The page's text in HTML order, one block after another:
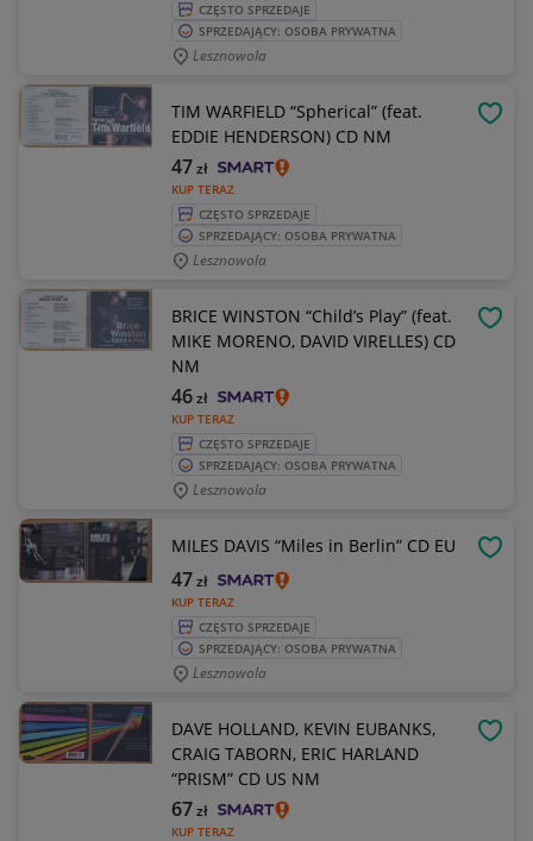
CZĘSTO SPRZEDAJE
SPRZEDAJĄCY: OSOBA PRYWATNA
Lesznowola
TIM WARFIELD “Spherical” (feat.
EDDIE HENDERSON) CD NM
KUP TERAZ
47zł
CZĘSTO SPRZEDAJE
SPRZEDAJĄCY: OSOBA PRYWATNA
Lesznowola
BRICE WINSTON “Child’s Play” (feat.
MIKE MORENO, DAVID VIRELLES) CD
NM
KUP TERAZ
46zł
CZĘSTO SPRZEDAJE
SPRZEDAJĄCY: OSOBA PRYWATNA
Lesznowola
MILES DAVIS “Miles in Berlin” CD EU
KUP TERAZ
47zł
CZĘSTO SPRZEDAJE
SPRZEDAJĄCY: OSOBA PRYWATNA
Lesznowola
DAVE HOLLAND, KEVIN EUBANKS,
CRAIG TABORN, ERIC HARLAND
“PRISM” CD US NM
KUP TERAZ
67zł